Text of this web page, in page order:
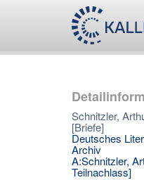
Schnitzler,
[Briefe]
Deutsches
Archiv
A:Schnitzler,
Teilnachlass]